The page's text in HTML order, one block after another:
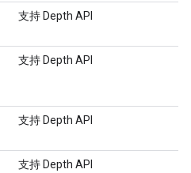
支持 Depth API
支持 Depth API
支持 Depth API
支持 Depth API